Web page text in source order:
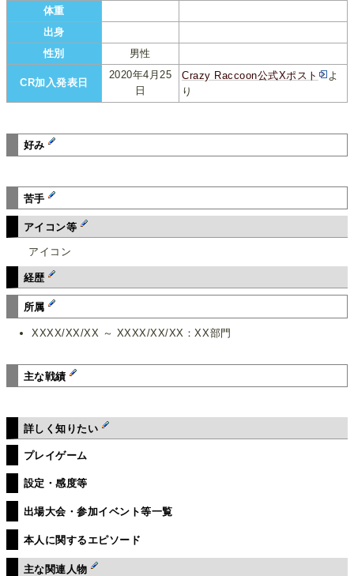
体重
出身
性別
男性
CR加入発表日
2020年4月25
日
Crazy Raccoon公式Xポスト
よ
り
好み
苦手
アイコン等
アイコン
経歴
所属
XXXX/XX/XX ～ XXXX/XX/XX：XX部門
主な戦績
詳しく知りたい
プレイゲーム
設定・感度等
出場大会・参加イベント等一覧
本人に関するエピソード
主な関連人物